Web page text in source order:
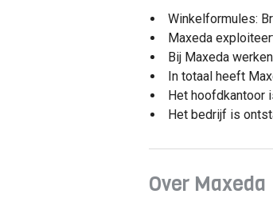
Winkelformules:
Maxeda
Bij Maxeda
In totaal heeft
Het hoofdkantoor
Het bedrijf is
Over Maxeda